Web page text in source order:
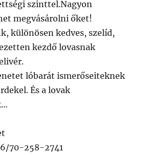
szinttel.Nagyon
megvásárolni őket!
különösen kedves, szelíd,
kezdő lovasnak
lóbarát ismerőseiteknek
És a lovak
70-258-2741